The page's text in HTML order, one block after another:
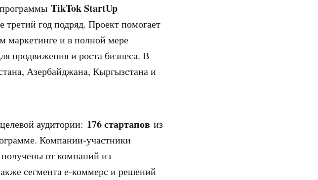
TikTok StartUp
год подряд. Проект помогает
маркетинге и в полной мере
продвижения и роста бизнеса. В
Азербайджана, Кыргызстана и
аудитории: 176 стартапов из
Компании-участники
от компаний из
сегмента е-коммерс и решений